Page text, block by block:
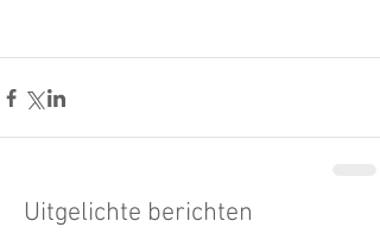
Uitgelichte berichten